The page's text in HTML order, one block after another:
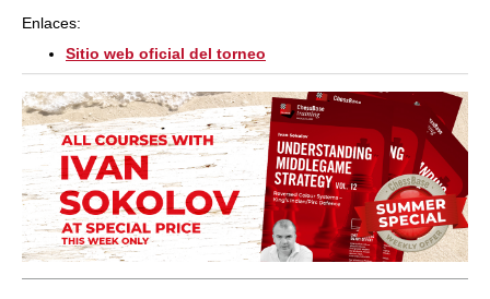
Enlaces:
Sitio web oficial del torneo